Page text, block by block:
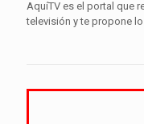
AquíTV es el portal que
televisión y te propone